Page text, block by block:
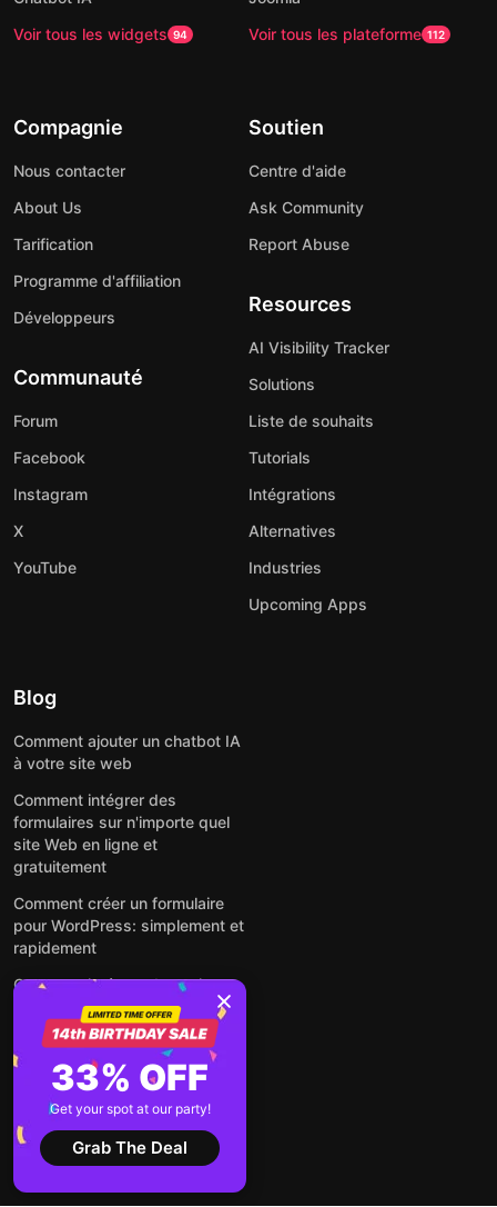
Voir tous les widgets 94
Voir tous les plateforme 112
Compagnie
Nous contacter
About Us
Tarification
Programme d'affiliation
Développeurs
Communauté
Forum
Facebook
Instagram
X
YouTube
Soutien
Centre d'aide
Ask Community
Report Abuse
Resources
AI Visibility Tracker
Solutions
Liste de souhaits
Tutorials
Intégrations
Alternatives
Industries
Upcoming Apps
Blog
Comment ajouter un chatbot IA
à votre site web
Comment intégrer des
formulaires sur n'importe quel
site Web en ligne et
gratuitement
Comment créer un formulaire
pour WordPress: simplement et
rapidement
Comment intégrer des avis
Google gratuitement sur un site
web
Comment intégrer une fenêtre
contextuelle sur n'importe quel
site Web
Voir tous les articles
33% OFF
Get your spot at our party!
Grab The Deal